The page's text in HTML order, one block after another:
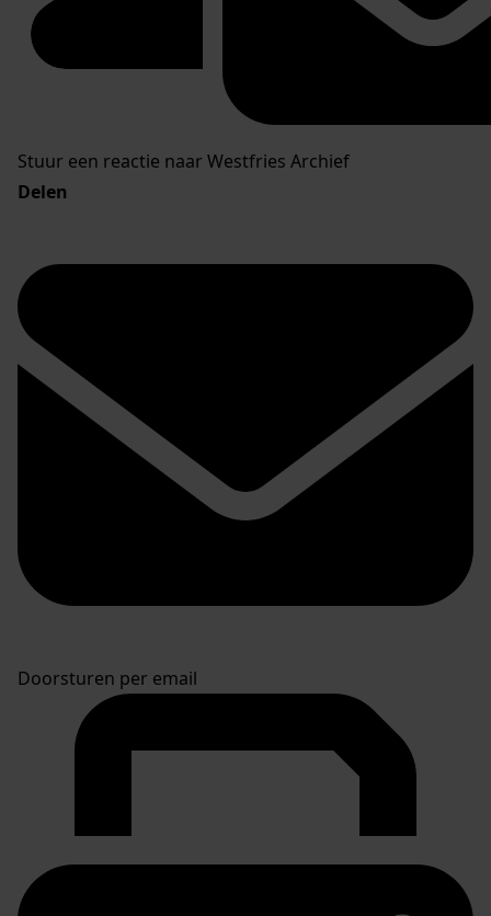
Stuur een reactie naar Westfries Archief
Delen
Doorsturen per email